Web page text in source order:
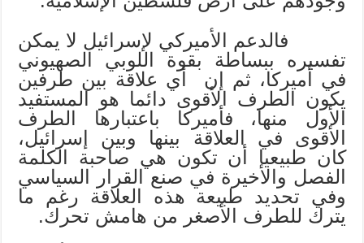
فالدعم الأميركي لإسرائيل لا يمكن
تفسيره ببساطة بقوة اللوبي الصهيوني
في أميركا، ثم إن أي علاقة بين طرفين
يكون الطرف الأقوى دائما هو المستفيد
الأول منها، فأميركا باعتبارها الطرف
الأقوى في العلاقة بينها وبين إسرائيل،
كان طبيعيا أن تكون هي صاحبة الكلمة
الفصل والأخيرة في صنع القرار السياسي
وفي تحديد طبيعة هذه العلاقة رغم ما
يترك للطرف الأصغر من هامش تحرك.